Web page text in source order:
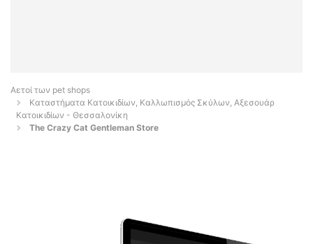
Αετοί των pet shops
Καταστήματα Κατοικιδίων, Καλλωπισμός Σκύλων, Αξεσουάρ
Κατοικιδίων - Θεσσαλονίκη
The Crazy Cat Gentleman Store